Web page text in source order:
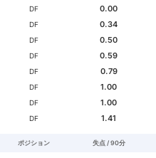
DF
0.00
DF
0.34
DF
0.50
DF
0.59
DF
0.79
DF
1.00
DF
1.00
DF 1.41
ポジション 失点 / 90分